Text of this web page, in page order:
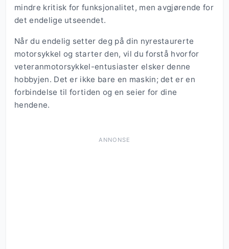
mindre kritisk for funksjonalitet, men avgjørende for
det endelige utseendet.
Når du endelig setter deg på din nyrestaurerte
motorsykkel og starter den, vil du forstå hvorfor
veteranmotorsykkel-entusiaster elsker denne
hobbyjen. Det er ikke bare en maskin; det er en
forbindelse til fortiden og en seier for dine
hendene.
ANNONSE